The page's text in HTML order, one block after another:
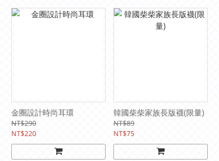
金圈設計時尚耳環
NT$290
NT$220
韓國柴柴家族長版襪(限量)
NT$89
NT$75